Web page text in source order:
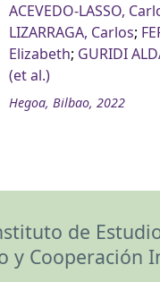
ACEVEDO-LASSO,
LIZARRAGA, Carlos;
Elizabeth; GURIDI
(et al.)
Hegoa, Bilbao, 2022
de
y Cooperación